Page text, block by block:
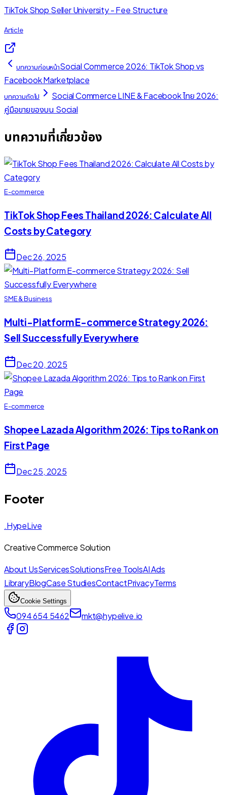
TikTok Shop Seller University - Fee Structure
Article
บทความก่อนหน้าSocial Commerce 2026: TikTok Shop vs
Facebook Marketplace
บทความถัดไป
Social Commerce LINE & Facebook ไทย 2026:
คู่มือขายของบน Social
บทความที่เกี่ยวข้อง
E-commerce
TikTok Shop Fees Thailand 2026: Calculate All
Costs by Category
Dec 26, 2025
SME & Business
Multi-Platform E-commerce Strategy 2026:
Sell Successfully Everywhere
Dec 20, 2025
E-commerce
Shopee Lazada Algorithm 2026: Tips to Rank on
First Page
Dec 25, 2025
Footer
.HypeLive
Creative Commerce Solution
About UsServicesSolutionsFree ToolsAI Ads
LibraryBlogCase StudiesContactPrivacyTerms
Cookie Settings
094 654 5462 mkt@hypelive.io